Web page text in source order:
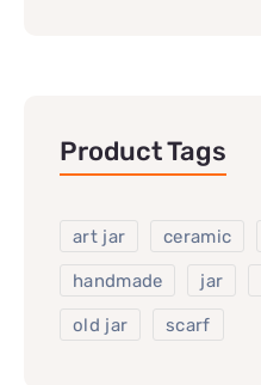
Product Tags
art jar ceramic
handmade jar
old jar scarf